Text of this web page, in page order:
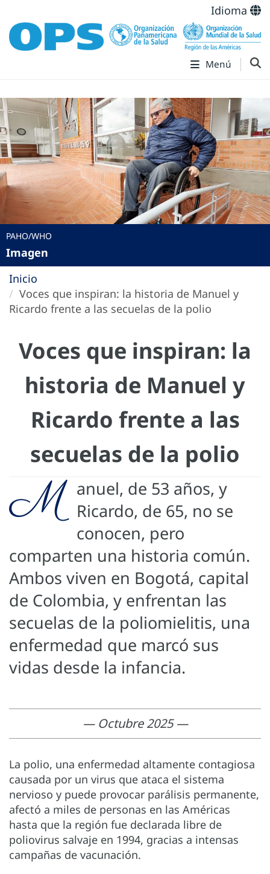
Idioma
Menú
PAHO/WHO
Imagen
Inicio
Voces que inspiran: la historia de Manuel y
Ricardo frente a las secuelas de la polio
Voces que inspiran: la
historia de Manuel y
Ricardo frente a las
secuelas de la polio
M anuel, de 53 años, y
Ricardo, de 65, no se
conocen, pero
comparten una historia común.
Ambos viven en Bogotá, capital
de Colombia, y enfrentan las
secuelas de la poliomielitis, una
enfermedad que marcó sus
vidas desde la infancia.
— Octubre 2025 —
La polio, una enfermedad altamente contagiosa
causada por un virus que ataca el sistema
nervioso y puede provocar parálisis permanente,
afectó a miles de personas en las Américas
hasta que la región fue declarada libre de
poliovirus salvaje en 1994, gracias a intensas
campañas de vacunación.